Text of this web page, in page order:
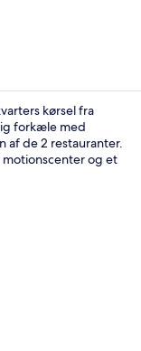
kørsel fra
forkæle med
af de 2 restauranter.
og et